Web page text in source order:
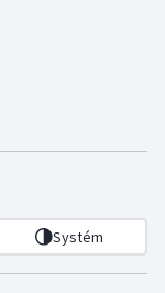
Systém